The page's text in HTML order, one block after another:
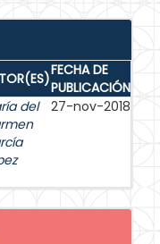
FECHA DE
PUBLICACIÓN
del
27-nov-2018